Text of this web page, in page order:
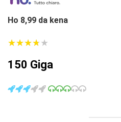
Ho 8,99 da kena
★★★★★
★★★★★
150 Giga